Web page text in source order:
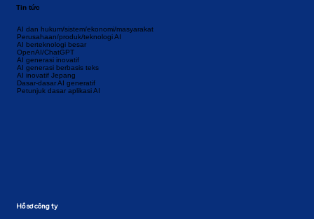
AI dan hukum/sistem/ekonomi/masyarakat
Perusahaan/produk/teknologi AI
AI berteknologi besar
OpenAI/ChatGPT
AI generasi inovatif
AI generasi berbasis teks
AI inovatif Jepang
Dasar-dasar AI generatif
Petunjuk dasar aplikasi AI
Tin tức
Hồ sơ công ty